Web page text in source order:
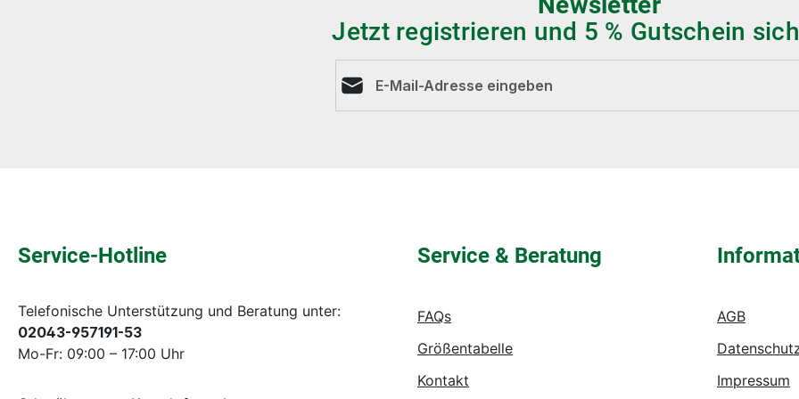
Jetzt registrieren und 5 % Gutschein
Service-Hotline
Telefonische Unterstützung und Beratung unter:
02043-957191-53
Mo-Fr: 09:00 – 17:00 Uhr
Service & Beratung
FAQs
Größentabelle
Kontakt
AGB
Impressum